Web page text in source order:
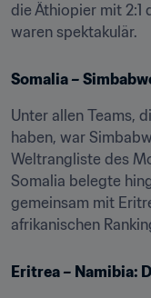
die Äthiopier mit 2:1
waren spektakulär.
Somalia –
Unter allen Teams,
haben, war
Weltrangliste des
Somalia belegte
gemeinsam mit
afrikanischen
Eritrea – Namibia: